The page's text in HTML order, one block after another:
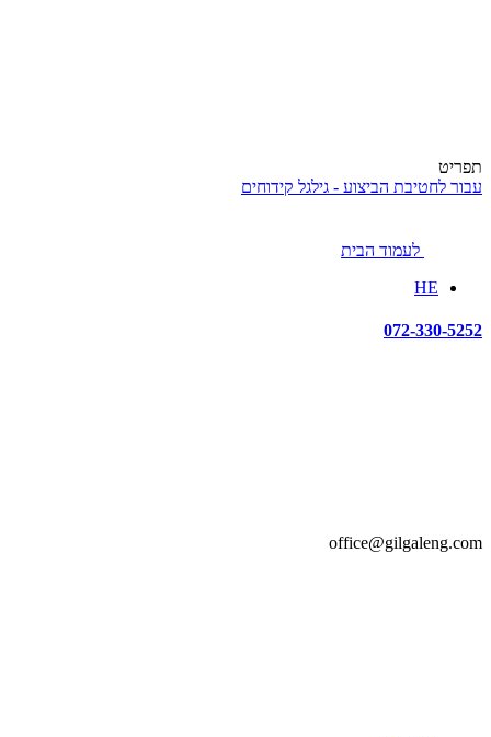
תפריט
עבור לחטיבת הביצוע - גילגל קידוחים
לעמוד הבית
HE
072-330-5252
office@gilgaleng.com